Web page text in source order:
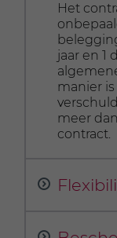
Het
jaar en 1
manier
meer
contract.
De